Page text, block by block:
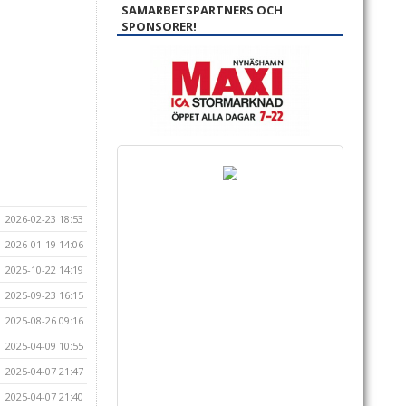
2026-02-23 18:53
2026-01-19 14:06
2025-10-22 14:19
2025-09-23 16:15
2025-08-26 09:16
2025-04-09 10:55
2025-04-07 21:47
2025-04-07 21:40
SAMARBETSPARTNERS OCH
SPONSORER!